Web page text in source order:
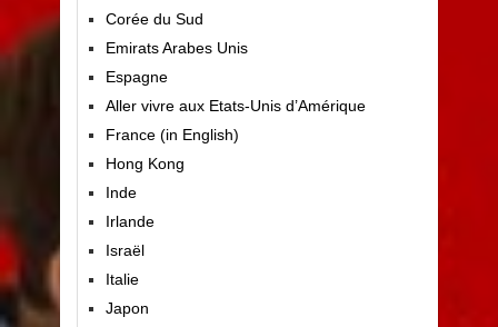
Corée du Sud
Emirats Arabes Unis
Espagne
Aller vivre aux Etats-Unis d’Amérique
France (in English)
Hong Kong
Inde
Irlande
Israël
Italie
Japon